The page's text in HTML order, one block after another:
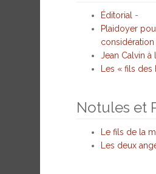
Éditorial
-
Plaidoyer
considération
Jean Calvin à
Les « fils
Notules et
Le fils de la
Les deux